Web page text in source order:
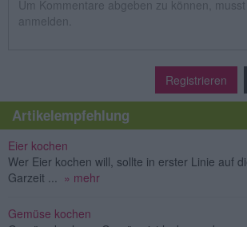
Registrieren
Artikelempfehlung
Eier kochen
Wer Eier kochen will, sollte in erster Linie auf
Garzeit ... » mehr
Gemüse kochen